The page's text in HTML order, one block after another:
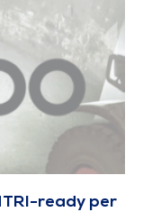
ready per